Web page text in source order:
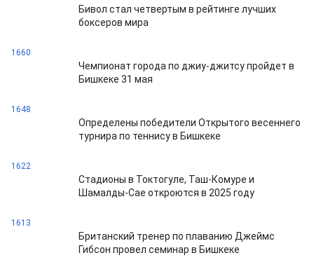
Бивол стал четвертым в рейтинге лучших
боксеров мира
1660
Чемпионат города по джиу-джитсу пройдет в
Бишкеке 31 мая
1648
Определены победители Открытого весеннего
турнира по теннису в Бишкеке
1622
Стадионы в Токтогуле, Таш-Комуре и
Шамалды-Сае откроются в 2025 году
1613
Британский тренер по плаванию Джеймс
Гибсон провел семинар в Бишкеке